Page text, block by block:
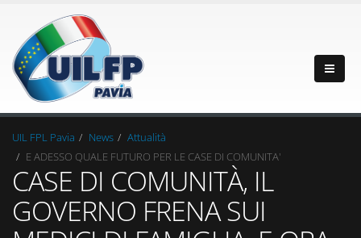
UIL FPL Pavia News
Attualità
E ADESSO QUALE FUTURO PER LE CASE DI COMUNITA'
CASE DI COMUNITÀ, IL
GOVERNO FRENA SUI